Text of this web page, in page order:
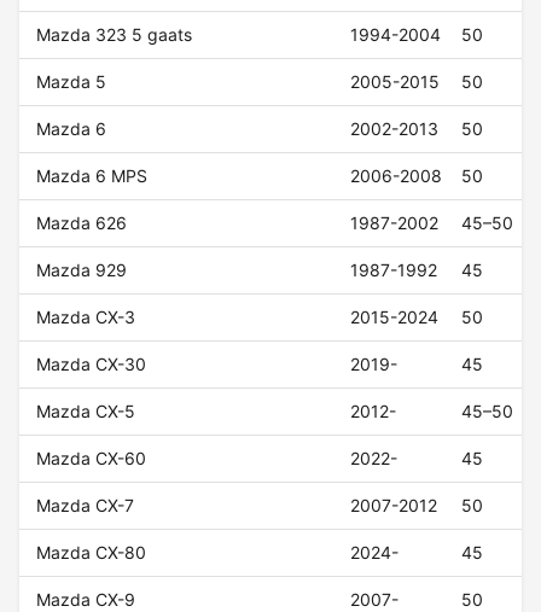
Mazda 323 5 gaats 1994-2004 50
Mazda 5 2005-2015 50
Mazda 6 2002-2013 50
Mazda 6 MPS 2006-2008 50
Mazda 626 1987-2002 45–50
Mazda 929 1987-1992 45
Mazda CX-3 2015-2024 50
Mazda CX-30 2019- 45
Mazda CX-5 2012- 45–50
Mazda CX-60 2022- 45
Mazda CX-7 2007-2012 50
Mazda CX-80 2024- 45
Mazda CX-9 2007- 50